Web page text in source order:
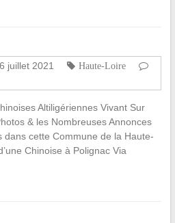
juillet 2021
Haute-Loire
Altiligériennes Vivant Sur
& les Nombreuses Annonces
dans cette Commune de la Haute-
Chinoise à Polignac Via